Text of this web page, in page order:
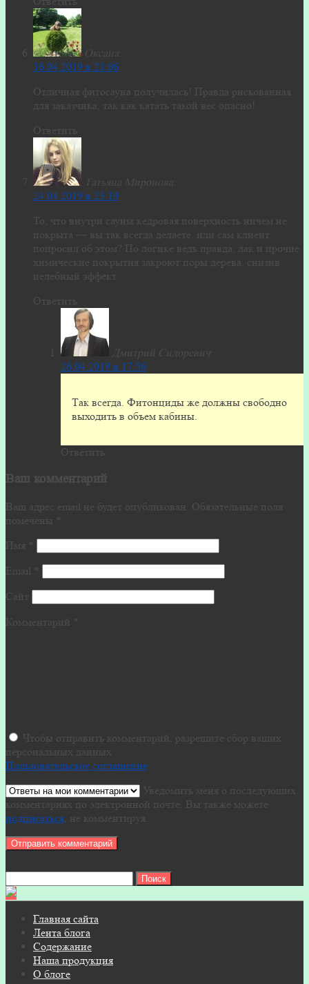
Оксана
16.04.2019 в 21:06
Отличная фитосауна получилась! Правда рискованная
для заказчика, так как катать такой вес опасно!
Ответить
Татьяна Миронова
24.04.2019 в 23:19
То, что внутри сауны кедровая поверхность ничем не
покрыта — вы так всегда делаете, или сам клиент
попросил об этом? По логике ведь правда, лак и прочие
химические покрытия закроют поры дерева, снизив
целебный эффект.
Ответить
Дмитрий Сидоревич
26.04.2019 в 17:56
Так всегда. Фитонциды же должны свободно
выходить в объем кабины.
Ответить
Ваш комментарий
Ваш адрес email не будет опубликован. Обязательные поля
помечены
Имя
Email
Сайт
Комментарий
Чтобы отправить комментарий, разрешите сбор ваших
персональных данных .
Пользовательское соглашение
Уведомить меня о последующих
комментариях по электронной почте. Вы также можете
подписаться , не комментируя.
Главная сайта
Лента блога
Содержание
Наша продукция
О блоге